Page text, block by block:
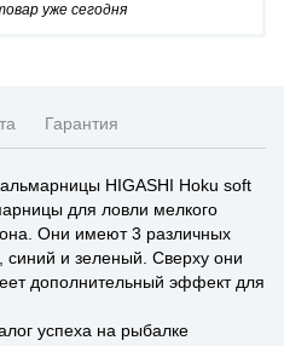
уже сегодня
Гарантия
HIGASHI Hoku soft
для ловли мелкого
Они имеют 3 различных
синий и зеленый. Сверху они
дополнительный эффект для
успеха на рыбалке